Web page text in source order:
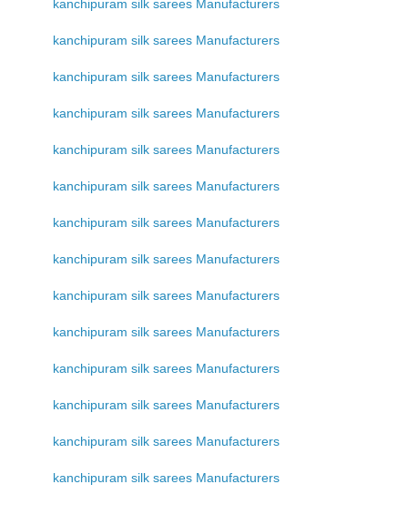
kanchipuram silk sarees Manufacturers
kanchipuram silk sarees Manufacturers
kanchipuram silk sarees Manufacturers
kanchipuram silk sarees Manufacturers
kanchipuram silk sarees Manufacturers
kanchipuram silk sarees Manufacturers
kanchipuram silk sarees Manufacturers
kanchipuram silk sarees Manufacturers
kanchipuram silk sarees Manufacturers
kanchipuram silk sarees Manufacturers
kanchipuram silk sarees Manufacturers
kanchipuram silk sarees Manufacturers
kanchipuram silk sarees Manufacturers
kanchipuram silk sarees Manufacturers